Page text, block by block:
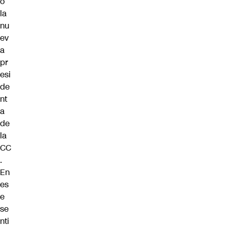
la
nu
ev
a
pr
esi
de
nt
a
de
la
CC
.
En
es
e
se
nti